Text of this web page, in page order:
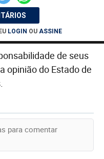
LOGIN OU ASSINE
de seus
opinião do Estado de